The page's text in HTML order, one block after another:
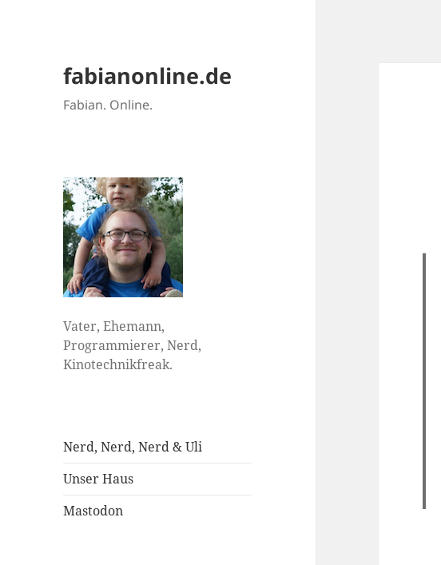
fabianonline.de
Fabian. Online.
Vater, Ehemann,
Programmierer, Nerd,
Kinotechnikfreak.
Nerd, Nerd, Nerd & Uli
Unser Haus
Mastodon